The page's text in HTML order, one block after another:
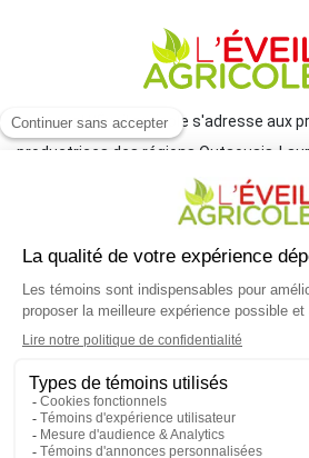
Le journal L'Éveil agricole s'adresse aux
productrices des régions Outaouais-
par année par le Groupe JCL, il traite de
enjeux reliés à l'agriculture.
COORDONNÉES
mlemay@groupejcl.ca
450 472-3440, poste 250
UNE INITIATIVE DU